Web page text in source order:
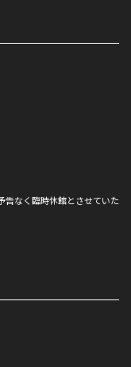
なく臨時休館とさせていた